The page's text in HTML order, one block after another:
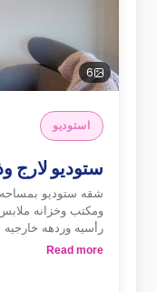
6
استوديو
ستوديو لارج
ومكتب وخزانه
رأسيه وردهه
ثلاجه ومايكروويف
Read more